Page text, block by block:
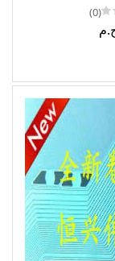
(0)